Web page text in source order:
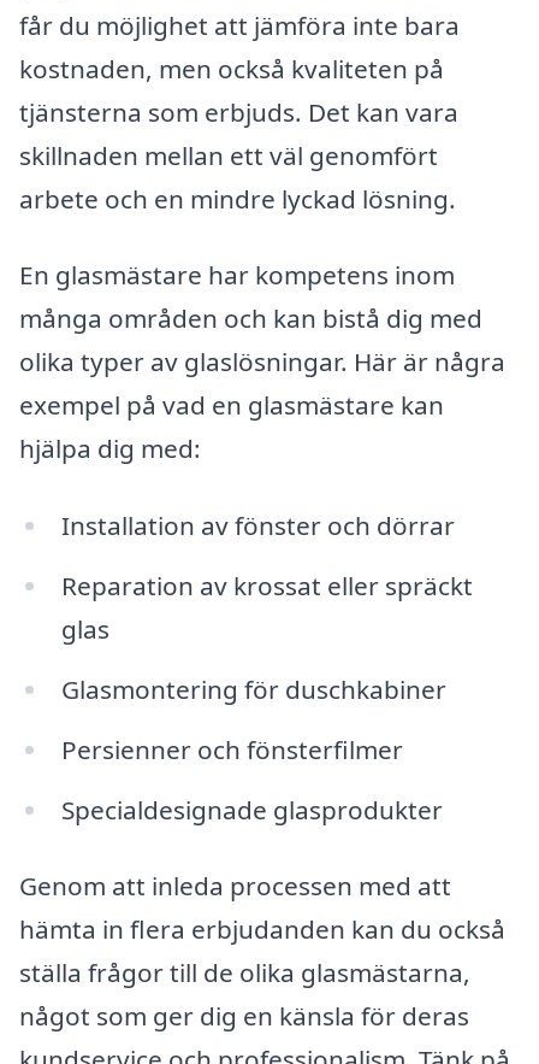
får du möjlighet att jämföra inte bara
kostnaden, men också kvaliteten på
tjänsterna som erbjuds. Det kan vara
skillnaden mellan ett väl genomfört
arbete och en mindre lyckad lösning.
En glasmästare har kompetens inom
många områden och kan bistå dig med
olika typer av glaslösningar. Här är några
exempel på vad en glasmästare kan
hjälpa dig med:
Installation av fönster och dörrar
Reparation av krossat eller spräckt
glas
Glasmontering för duschkabiner
Persienner och fönsterfilmer
Specialdesignade glasprodukter
Genom att inleda processen med att
hämta in flera erbjudanden kan du också
ställa frågor till de olika glasmästarna,
något som ger dig en känsla för deras